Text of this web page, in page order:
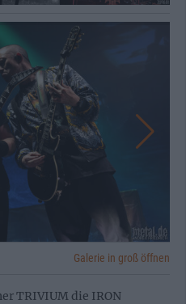
Galerie in groß öffnen
TRIVIUM die IRON